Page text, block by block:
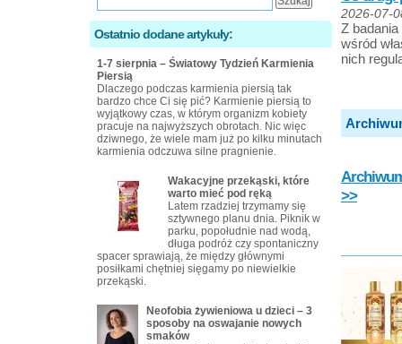
2026-07-
Z
wśród
nich
>>
Ostatnio dodane artykuły:
1-7 sierpnia – Światowy Tydzień Karmienia
Piersią
Dlaczego podczas karmienia piersią tak
bardzo chce Ci się pić? Karmienie piersią to
wyjątkowy czas, w którym organizm kobiety
pracuje na najwyższych obrotach. Nic więc
dziwnego, że wiele mam już po kilku minutach
karmienia odczuwa silne pragnienie.
Wakacyjne przekąski, które
warto mieć pod ręką
Latem rzadziej trzymamy się
sztywnego planu dnia. Piknik w
parku, popołudnie nad wodą,
długa podróż czy spontaniczny
spacer sprawiają, że między głównymi
posiłkami chętniej sięgamy po niewielkie
przekąski.
Neofobia żywieniowa u dzieci – 3
sposoby na oswajanie nowych
smaków